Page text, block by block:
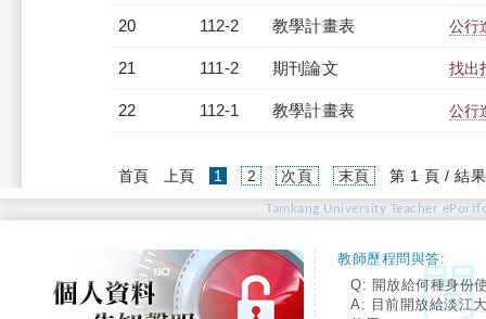
20 112-2 教學計畫表 公行
21 111-2 期刊論文 找出
22 112-1 教學計畫表 公行
首頁 上頁 1 (current)
2 次頁 末頁 第 1 頁 / 結
Tamkang University Teacher
教師歷程問與答:
Q: 開放給何種身份
A: 目前開放給淡江